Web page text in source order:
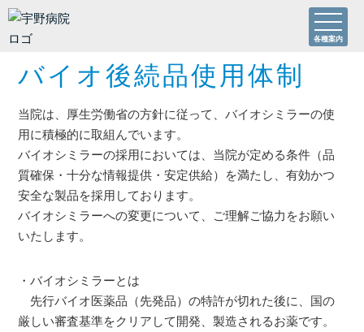
各種案内
バイオ後続品使用体制
当院は、厚生労働省の方針に従って、バイオシミラーの使
用に積極的に取組んでいます。
バイオシミラーの採用においては、当院が定める条件（品
質確保・十分な情報提供・安定供給）を満たし、有効かつ
安全な製品を採用しております。
バイオシミラーへの変更について、ご理解ご協力をお願い
いたします。
・バイオシミラーとは
先行バイオ医薬品（先発品）の特許が切れた後に、国の
厳しい審査基準をクリアして開発、製造されるお薬です。